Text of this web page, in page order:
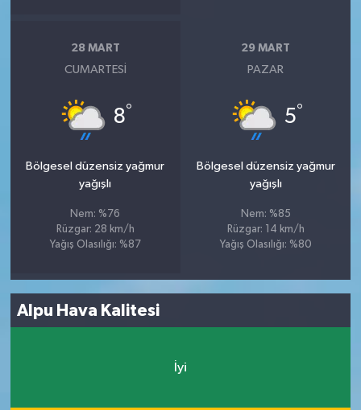
28 MART
CUMARTESI
8°
Bölgesel düzensiz yağmur
yağışlı
Nem: %76
Rüzgar: 28 km/h
Yağış Olasılığı: %87
29 MART
PAZAR
5°
Bölgesel düzensiz yağmur
yağışlı
Nem: %85
Rüzgar: 14 km/h
Yağış Olasılığı: %80
Alpu Hava Kalitesi
İyi